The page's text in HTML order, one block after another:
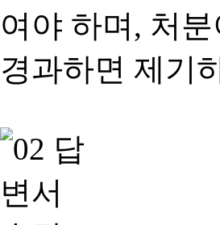
여야 하며, 처
경과하면 제기